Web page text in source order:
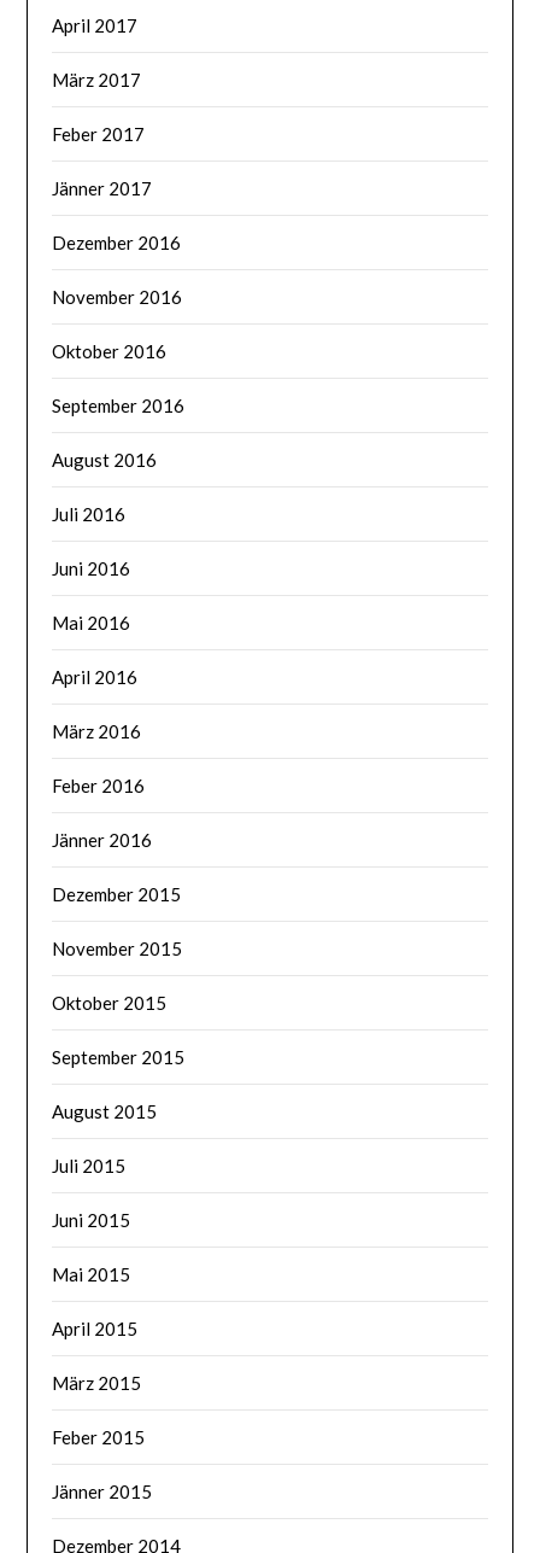
April 2017
März 2017
Feber 2017
Jänner 2017
Dezember 2016
November 2016
Oktober 2016
September 2016
August 2016
Juli 2016
Juni 2016
Mai 2016
April 2016
März 2016
Feber 2016
Jänner 2016
Dezember 2015
November 2015
Oktober 2015
September 2015
August 2015
Juli 2015
Juni 2015
Mai 2015
April 2015
März 2015
Feber 2015
Jänner 2015
Dezember 2014